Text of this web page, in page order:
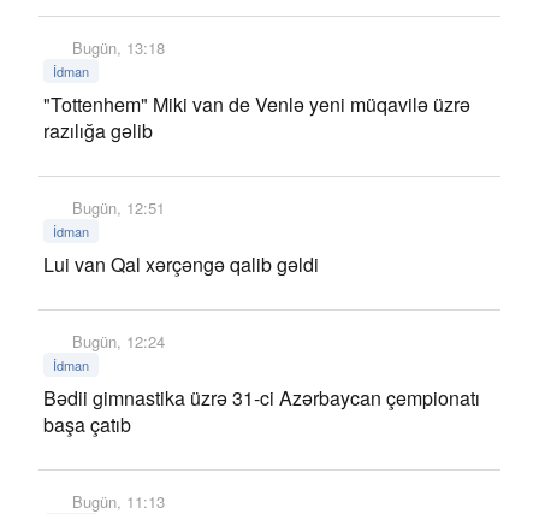
Bugün, 13:18
İdman
"Tottenhem" Miki van de Venlə yeni müqavilə üzrə
razılığa gəlib
Bugün, 12:51
İdman
Lui van Qal xərçəngə qalib gəldi
Bugün, 12:24
İdman
Bədii gimnastika üzrə 31-ci Azərbaycan çempionatı
başa çatıb
Bugün, 11:13